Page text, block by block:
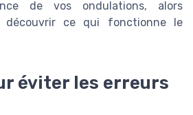
de vos ondulations, alors
découvrir ce qui fonctionne le
éviter les erreurs